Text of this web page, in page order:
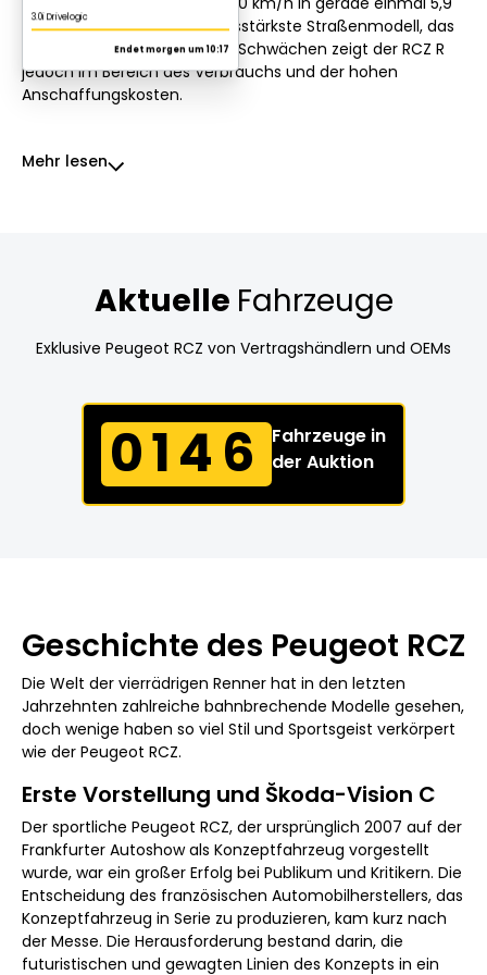
Sekunden ist er das leistungsstärkste Straßenmodell, das
Peugeot jemals gebaut hat. Schwächen zeigt der RCZ R
jedoch im Bereich des Verbrauchs und der hohen
Anschaffungskosten.
Mehr lesen
Aktuelle Fahrzeuge
Exklusive Peugeot RCZ von Vertragshändlern und OEMs
0146
Fahrzeuge in
der Auktion
Geschichte des Peugeot RCZ
Die Welt der vierrädrigen Renner hat in den letzten
Jahrzehnten zahlreiche bahnbrechende Modelle gesehen,
doch wenige haben so viel Stil und Sportsgeist verkörpert
wie der Peugeot RCZ.
Erste Vorstellung und Škoda-Vision C
Der sportliche Peugeot RCZ, der ursprünglich 2007 auf der
Frankfurter Autoshow als Konzeptfahrzeug vorgestellt
wurde, war ein großer Erfolg bei Publikum und Kritikern. Die
Entscheidung des französischen Automobilherstellers, das
Konzeptfahrzeug in Serie zu produzieren, kam kurz nach
der Messe. Die Herausforderung bestand darin, die
futuristischen und gewagten Linien des Konzepts in ein